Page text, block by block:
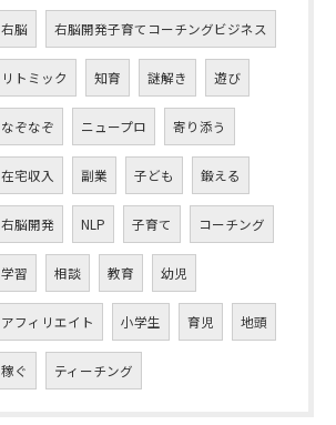
右脳 右脳開発子育てコーチングビジネス
リトミック 知育 謎解き 遊び
なぞなぞ ニュープロ 寄り添う
在宅収入 副業 子ども 鍛える
右脳開発 NLP 子育て コーチング
学習 相談 教育 幼児
アフィリエイト 小学生 育児 地頭
稼ぐ ティーチング